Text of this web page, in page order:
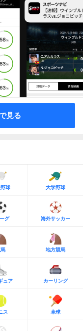
見る
球 大学野球
グ 海外サッカー
地方競馬
ュア カーリング
ス 卓球